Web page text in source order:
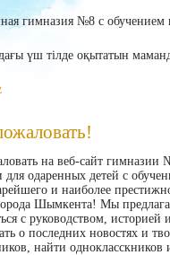
гимназия №8 с обучением
үш тілде оқытатын
на веб-сайт гимназии
одаренных детей с
и наиболее
Шымкента! Мы
с руководством, историей
о последних новостях и
найти однокласскников